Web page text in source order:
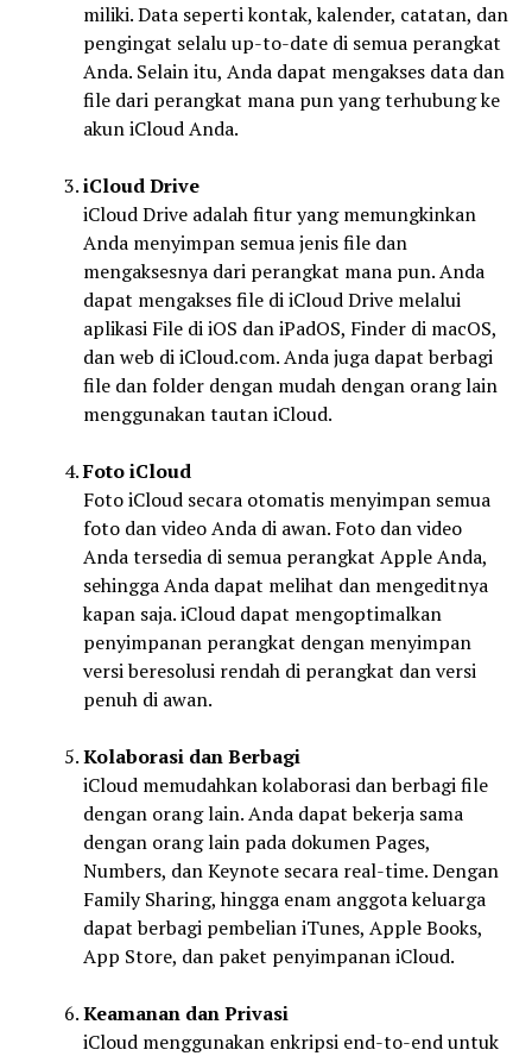
miliki. Data seperti kontak, kalender, catatan, dan
pengingat selalu up-to-date di semua perangkat
Anda. Selain itu, Anda dapat mengakses data dan
file dari perangkat mana pun yang terhubung ke
akun iCloud Anda.
iCloud Drive
iCloud Drive adalah fitur yang memungkinkan
Anda menyimpan semua jenis file dan
mengaksesnya dari perangkat mana pun. Anda
dapat mengakses file di iCloud Drive melalui
aplikasi File di iOS dan iPadOS, Finder di macOS,
dan web di iCloud.com. Anda juga dapat berbagi
file dan folder dengan mudah dengan orang lain
menggunakan tautan iCloud.
Foto iCloud
Foto iCloud secara otomatis menyimpan semua
foto dan video Anda di awan. Foto dan video
Anda tersedia di semua perangkat Apple Anda,
sehingga Anda dapat melihat dan mengeditnya
kapan saja. iCloud dapat mengoptimalkan
penyimpanan perangkat dengan menyimpan
versi beresolusi rendah di perangkat dan versi
penuh di awan.
Kolaborasi dan Berbagi
iCloud memudahkan kolaborasi dan berbagi file
dengan orang lain. Anda dapat bekerja sama
dengan orang lain pada dokumen Pages,
Numbers, dan Keynote secara real-time. Dengan
Family Sharing, hingga enam anggota keluarga
dapat berbagi pembelian iTunes, Apple Books,
App Store, dan paket penyimpanan iCloud.
Keamanan dan Privasi
iCloud menggunakan enkripsi end-to-end untuk